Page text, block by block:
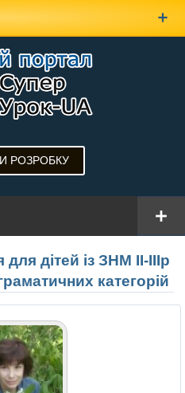
РОЗРОБКУ
дітей із ЗНМ ІІ-ІІІр
категорій